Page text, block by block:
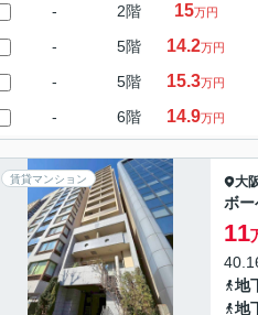
- 2階 15万円
- 5階 14.2万円
- 5階 15.3万円
- 6階 14.9万円
賃貸マンション 大
ボ
11
地
地